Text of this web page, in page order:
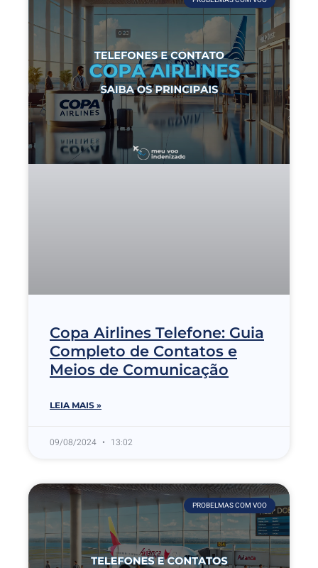
Copa Airlines Telefone: Guia
Completo de Contatos e
Meios de Comunicação
LEIA MAIS »
09/08/2024 13:02
PROBELMAS COM VOO